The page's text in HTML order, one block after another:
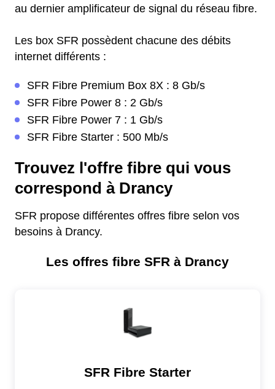
au dernier amplificateur de signal du réseau fibre.
Les box SFR possèdent chacune des débits
internet différents :
SFR Fibre Premium Box 8X : 8 Gb/s
SFR Fibre Power 8 : 2 Gb/s
SFR Fibre Power 7 : 1 Gb/s
SFR Fibre Starter : 500 Mb/s
Trouvez l'offre fibre qui vous
correspond à Drancy
SFR propose différentes offres fibre selon vos
besoins à Drancy.